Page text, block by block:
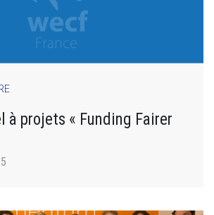
à projets « Funding Fairer